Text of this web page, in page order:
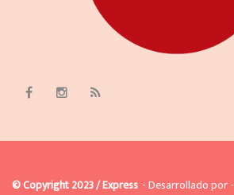
© Copyright 2023 / Express - Desarrollado por -